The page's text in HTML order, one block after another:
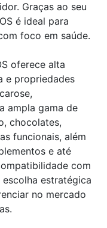
Graças ao seu
é ideal para
foco em saúde.
oferece alta
e propriedades
ampla gama de
chocolates,
funcionais, além
e até
com
estratégica
no mercado